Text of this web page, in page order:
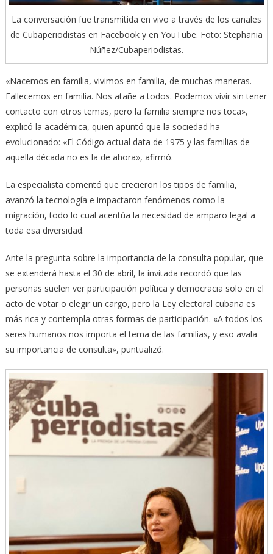
La conversación fue transmitida en vivo a través de los canales
de Cubaperiodistas en Facebook y en YouTube. Foto: Stephania
Núñez/Cubaperiodistas.
«Nacemos en familia, vivimos en familia, de muchas maneras.
Fallecemos en familia. Nos atañe a todos. Podemos vivir sin tener
contacto con otros temas, pero la familia siempre nos toca»,
explicó la académica, quien apuntó que la sociedad ha
evolucionado: «El Código actual data de 1975 y las familias de
aquella década no es la de ahora», afirmó.
La especialista comentó que crecieron los tipos de familia,
avanzó la tecnología e impactaron fenómenos como la
migración, todo lo cual acentúa la necesidad de amparo legal a
toda esa diversidad.
Ante la pregunta sobre la importancia de la consulta popular, que
se extenderá hasta el 30 de abril, la invitada recordó que las
personas suelen ver participación política y democracia solo en el
acto de votar o elegir un cargo, pero la Ley electoral cubana es
más rica y contempla otras formas de participación. «A todos los
seres humanos nos importa el tema de las familias, y eso avala
su importancia de consulta», puntualizó.